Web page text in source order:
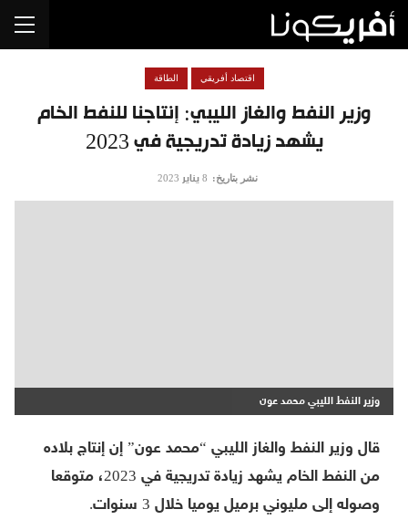
وزير النفط والغاز الليبي: إنتاجنا للنفط الخام
يشهد زيادة تدريجية في 2023
اقتصاد أفريقي الطاقة
نشر بتاريخ: 8 يناير 2023
وزير النفط الليبي محمد عون
قال وزير النفط والغاز الليبي “محمد عون” إن إنتاج بلاده
من النفط الخام يشهد زيادة تدريجية في 2023، متوقعا
وصوله إلى مليوني برميل يوميا خلال 3 سنوات.